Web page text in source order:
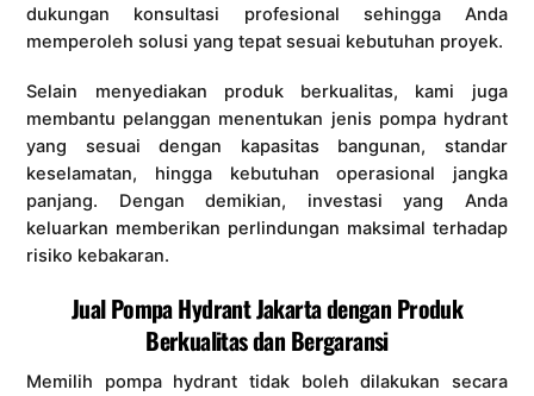
dukungan konsultasi profesional sehingga Anda
memperoleh solusi yang tepat sesuai kebutuhan proyek.
Selain menyediakan produk berkualitas, kami juga
membantu pelanggan menentukan jenis pompa hydrant
yang sesuai dengan kapasitas bangunan, standar
keselamatan, hingga kebutuhan operasional jangka
panjang. Dengan demikian, investasi yang Anda
keluarkan memberikan perlindungan maksimal terhadap
risiko kebakaran.
Jual Pompa Hydrant Jakarta dengan Produk
Berkualitas dan Bergaransi
Memilih pompa hydrant tidak boleh dilakukan secara